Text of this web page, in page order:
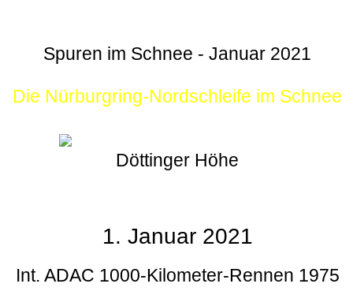
Spuren im Schnee - Januar 2021
Die Nürburgring-Nordschleife im Schnee
Döttinger Höhe
1. Januar 2021
Int. ADAC 1000-Kilometer-Rennen 1975